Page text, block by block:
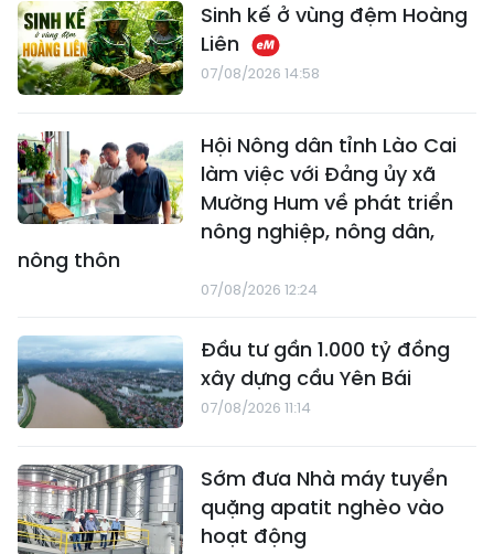
Sinh kế ở vùng đệm Hoàng
Liên
07/08/2026 14:58
Hội Nông dân tỉnh Lào Cai
làm việc với Đảng ủy xã
Mường Hum về phát triển
nông nghiệp, nông dân,
nông thôn
07/08/2026 12:24
Đầu tư gần 1.000 tỷ đồng
xây dựng cầu Yên Bái
07/08/2026 11:14
Sớm đưa Nhà máy tuyển
quặng apatit nghèo vào
hoạt động